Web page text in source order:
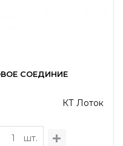
СОЕДИНИЕ
КТ Лоток
шт.